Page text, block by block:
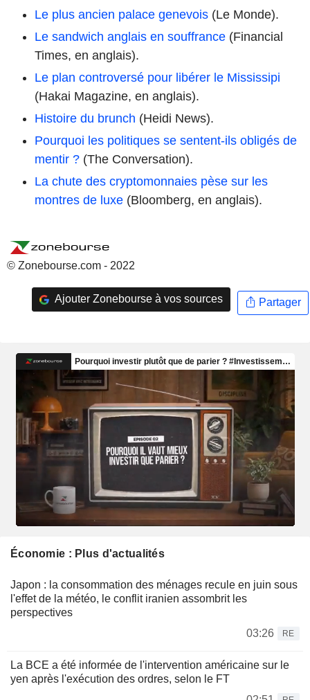
Le plus ancien palace genevois (Le Monde).
Le sandwich anglais en souffrance (Financial
Times, en anglais).
Le plan controversé pour libérer le Mississipi
(Hakai Magazine, en anglais).
Histoire du brunch (Heidi News).
Pourquoi les politiques se sentent-ils obligés de
mentir ? (The Conversation).
La chute des cryptomonnaies pèse sur les
montres de luxe (Bloomberg, en anglais).
© Zonebourse.com - 2022
Ajouter Zonebourse à vos sources Partager
Économie : Plus d'actualités
Japon : la consommation des ménages recule en juin sous
l'effet de la météo, le conflit iranien assombrit les
perspectives
03:26
RE
La BCE a été informée de l'intervention américaine sur le
yen après l'exécution des ordres, selon le FT